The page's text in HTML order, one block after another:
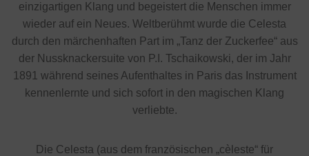
einzigartigen Klang und begeistert die Menschen immer
wieder auf ein Neues. Weltberühmt wurde die Celesta
durch den märchenhaften Part im „Tanz der Zuckerfee“ aus
der Nussknackersuite von P.I. Tschaikowski, der im Jahr
1891 während seines Aufenthaltes in Paris das Instrument
kennenlernte und sich sofort in den magischen Klang
verliebte.
Die Celesta (aus dem französischen „cèleste“ für